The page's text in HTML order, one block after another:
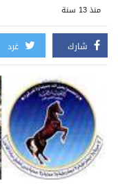
منذ 13 سنة
شارك غرد